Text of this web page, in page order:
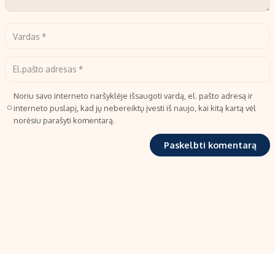
Noriu savo interneto naršyklėje išsaugoti vardą, el. pašto adresą ir
interneto puslapį, kad jų nebereiktų įvesti iš naujo, kai kitą kartą vėl
norėsiu parašyti komentarą.